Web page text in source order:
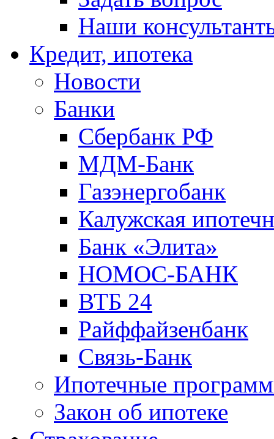
Наши
Кредит, ипотека
Новости
Банки
Сбербанк РФ
МДМ-Банк
Газэнергобанк
Калужская
Банк «Элита»
НОМОС-БАНК
ВТБ 24
Райффайзенбанк
Связь-Банк
Ипотечные
Закон об ипотеке